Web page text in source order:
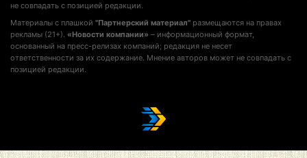
не совпадать с позицией редакции.
Материалы с плашкой "Партнерский материал" размещаются на правах
рекламы (21+). «Новости компании» – информационный формат,
основанный на пресс-релизах компаний; редакция не несет
ответственности за их содержание. Мнение авторов может не совпадать с
позицией редакции.